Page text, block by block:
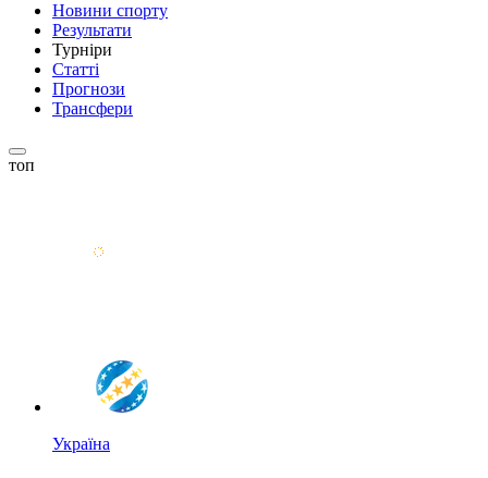
Новини спорту
Результати
Турніри
Статті
Прогнози
Трансфери
топ
Україна